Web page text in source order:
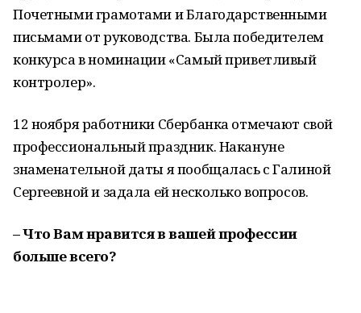
Почетными грамотами и Благодарственными
письмами от руководства. Была победителем
конкурса в номинации «Самый приветливый
контролер».
12 ноября работники Сбербанка отмечают свой
профессиональный праздник. Накануне
знаменательной даты я пообщалась с Галиной
Сергеевной и задала ей несколько вопросов.
– Что Вам нравится в вашей профессии
больше всего?